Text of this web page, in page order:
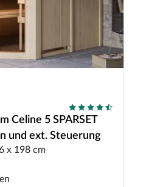
Celine 5 SPARSET
und ext. Steuerung
x 198 cm